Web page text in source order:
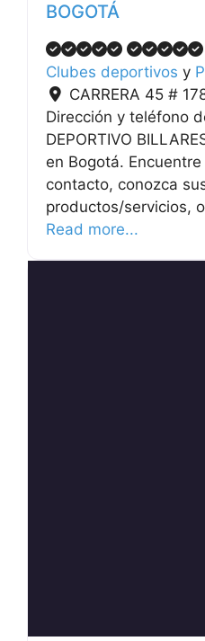
BOGOTÁ
Clubes deportivos y
CARRERA 45 #
Dirección y teléfono
DEPORTIVO
en Bogotá.
contacto, conozca
productos/servicios,
Read more...